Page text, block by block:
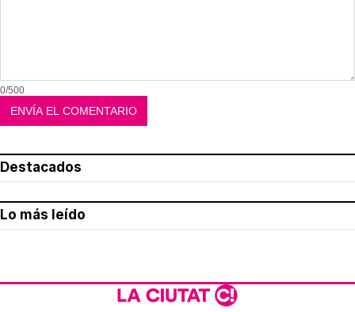
0/500
Destacados
Lo más leído